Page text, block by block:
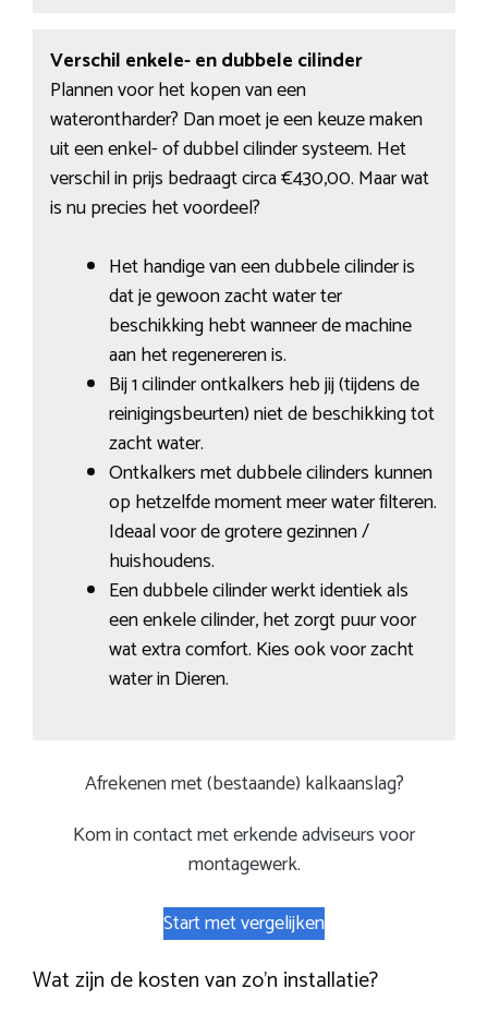
Verschil enkele- en dubbele cilinder
Plannen voor het kopen van een
waterontharder? Dan moet je een keuze maken
uit een enkel- of dubbel cilinder systeem. Het
verschil in prijs bedraagt circa €430,00. Maar wat
is nu precies het voordeel?
Het handige van een dubbele cilinder is
dat je gewoon zacht water ter
beschikking hebt wanneer de machine
aan het regenereren is.
Bij 1 cilinder ontkalkers heb jij (tijdens de
reinigingsbeurten) niet de beschikking tot
zacht water.
Ontkalkers met dubbele cilinders kunnen
op hetzelfde moment meer water filteren.
Ideaal voor de grotere gezinnen /
huishoudens.
Een dubbele cilinder werkt identiek als
een enkele cilinder, het zorgt puur voor
wat extra comfort. Kies ook voor zacht
water in Dieren.
Afrekenen met (bestaande) kalkaanslag?
Kom in contact met erkende adviseurs voor
montagewerk.
Start met vergelijken
Wat zijn de kosten van zo’n installatie?